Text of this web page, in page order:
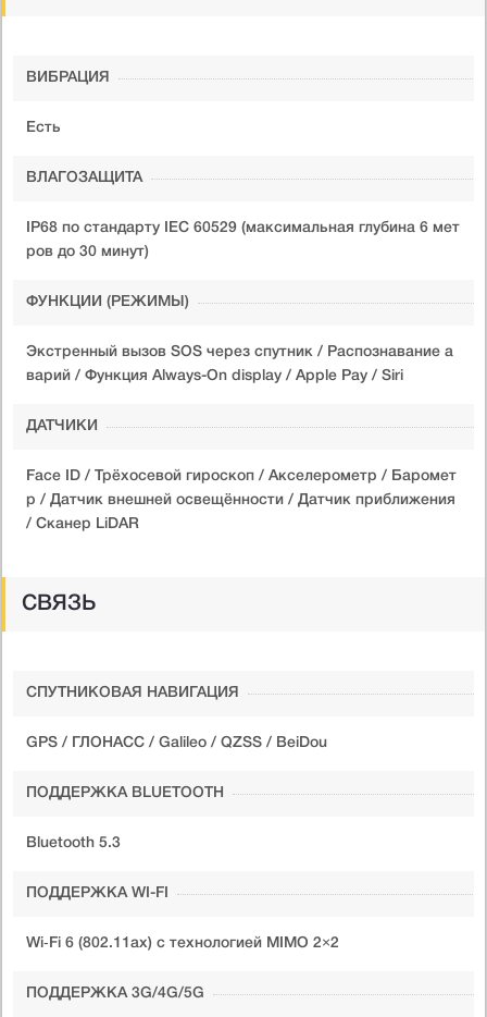
ВИБРАЦИЯ
Есть
ВЛАГОЗАЩИТА
IP68 по стандарту IEC 60529 (максимальная глубина 6 мет
ров до 30 минут)
ФУНКЦИИ (РЕЖИМЫ)
Экстренный вызов SOS через спутник / Распознавание а
варий / Функция Always-On display / Apple Pay / Siri
ДАТЧИКИ
Face ID / Трёхосевой гироскоп / Акселерометр / Баромет
р / Датчик внешней освещённости / Датчик приближения
/ Сканер LiDAR
СВЯЗЬ
СПУТНИКОВАЯ НАВИГАЦИЯ
GPS / ГЛОНАСС / Galileo / QZSS / BeiDou
ПОДДЕРЖКА BLUETOOTH
Bluetooth 5.3
ПОДДЕРЖКА WI-FI
Wi‑Fi 6 (802.11ax) с технологией MIMO 2×2
ПОДДЕРЖКА 3G/4G/5G